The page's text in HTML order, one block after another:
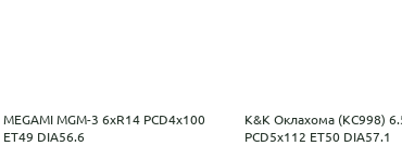
MEGAMI MGM-3 6xR14 PCD4x100
ET49 DIA56.6
K&K Оклахома (КС998)
PCD5x112 ET50 DIA57.1